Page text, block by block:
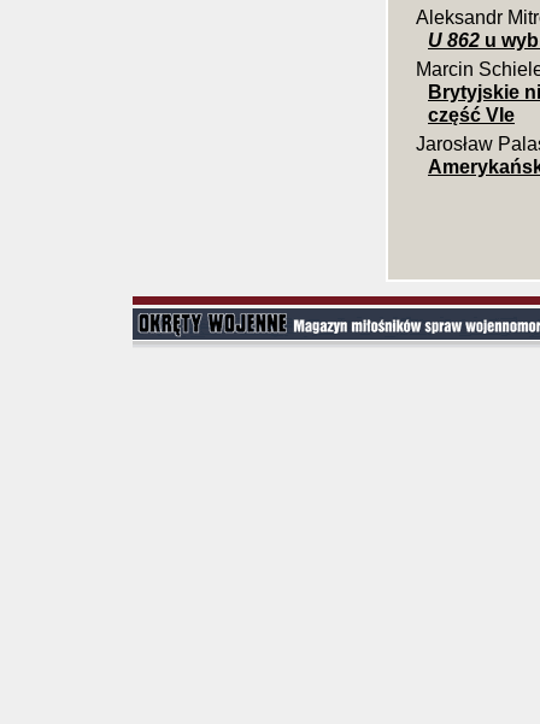
Aleksandr
U 862 u
Marcin
Brytyjskie
część VIe
Jarosław